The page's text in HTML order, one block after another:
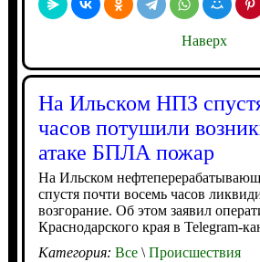
Наверх
На Ильском НПЗ
часов потушили
атаке БПЛА пожар
На Ильском
спустя почти восемь часов
возгорание. Об этом заявил
Краснодарского края в Telegram-
Категория: Все\Происшествия